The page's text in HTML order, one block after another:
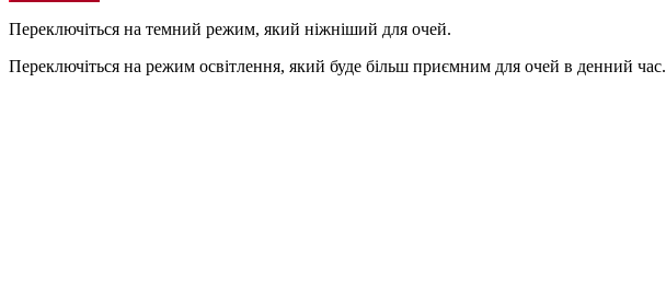
Переключіться на темний режим, який ніжніший для очей.
Переключіться на режим освітлення, який буде більш приємним для очей в денний час.